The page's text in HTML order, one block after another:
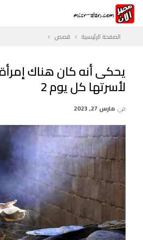
الصفحة الرئيسية قصص
يحكى أنه كان هناك
لأسرتها كل يوم 2
في مارس 27, 2023